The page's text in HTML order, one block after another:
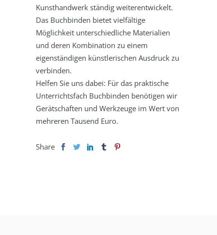
Kunsthandwerk ständig weiterentwickelt.
Das Buchbinden bietet vielfältige
Möglichkeit unterschiedliche Materialien
und deren Kombination zu einem
eigenständigen künstlerischen Ausdruck zu
verbinden.
Helfen Sie uns dabei: Für das praktische
Unterrichtsfach Buchbinden benötigen wir
Gerätschaften und Werkzeuge im Wert von
mehreren Tausend Euro.
Share